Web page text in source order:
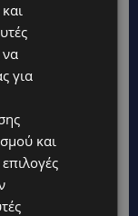
να
για
και